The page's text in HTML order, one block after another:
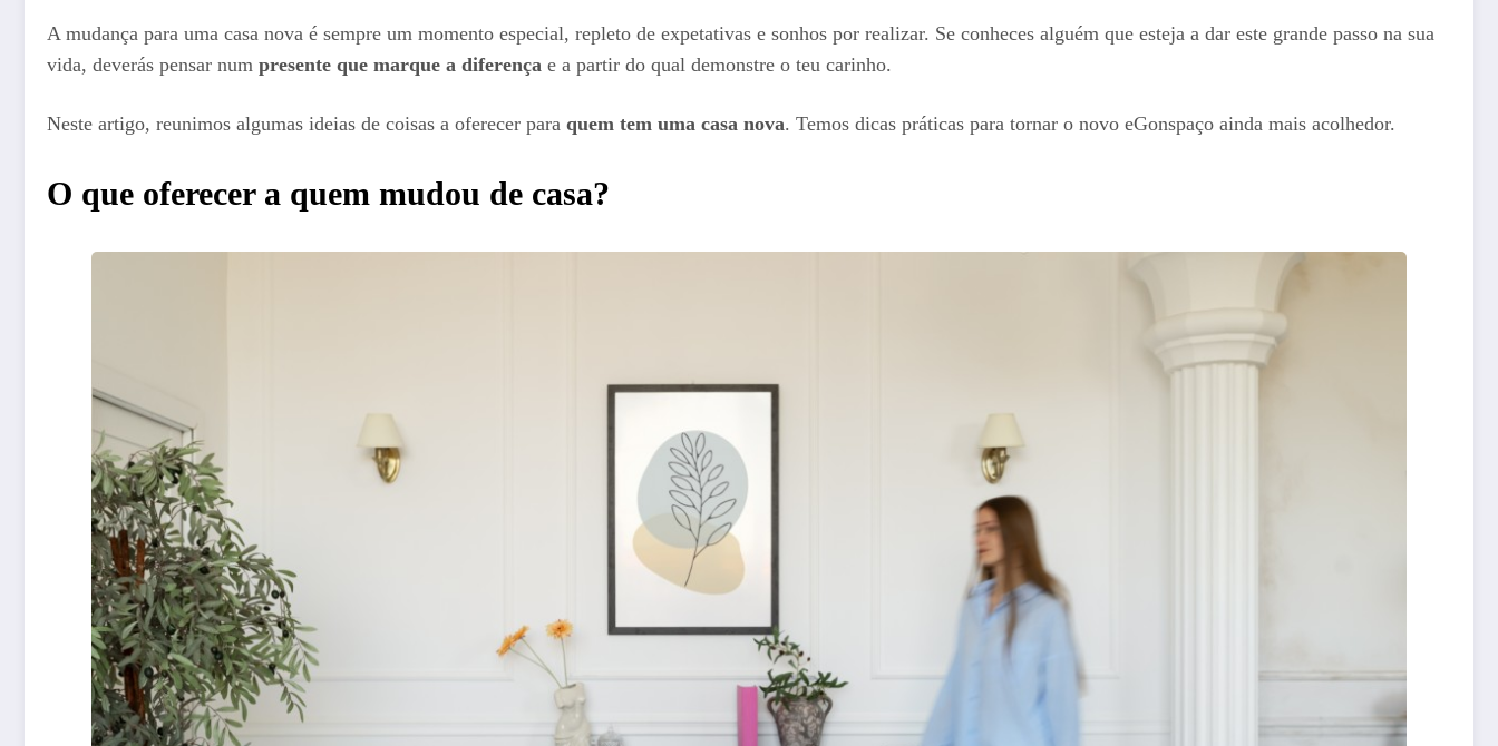
A mudança para uma casa nova é sempre um momento especial, repleto de expetativas e sonhos por realizar. Se conheces alguém que esteja a dar este grande passo na sua
vida, deverás pensar num presente que marque a diferença e a partir do qual demonstre o teu carinho.
Neste artigo, reunimos algumas ideias de coisas a oferecer para quem tem uma casa nova. Temos dicas práticas para tornar o novo eGonspaço ainda mais acolhedor.
O que oferecer a quem mudou de casa?